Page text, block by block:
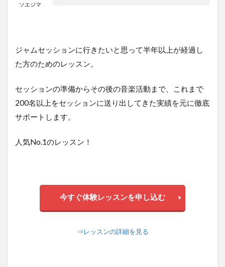
ソエジマ
ジャムセッションに行きたいと思って半年以上が経過し
た方のためのレッスン。
セッションの準備からその後の音楽活動まで、これまで
200名以上をセッションに送り出してきた実績を元に徹底
サポートします。
人気No.1のレッスン！
今すぐ体験レッスンを申し込む
⇒レッスンの詳細を見る